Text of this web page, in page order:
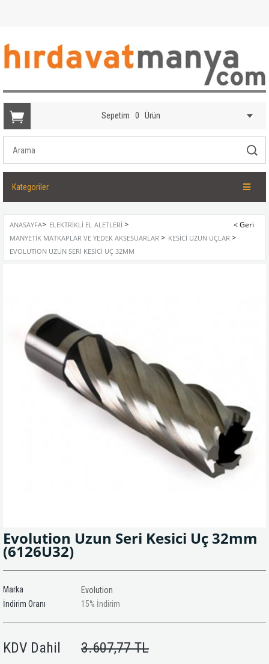
Sepetim 0 Ürün
Kategoriler
ANASAYFA> ELEKTRIKLI EL ALETLERI >
MANYETIK MATKAPLAR VE YEDEK AKSESUARLAR > KESICI UZUN UÇLAR >
EVOLUTION UZUN SERI KESICI UÇ 32MM
Evolution Uzun Seri Kesici Uç 32mm
(6126U32)
Marka
Evolution
İndirim Oranı
%
15 İndirim
KDV Dahil
3.607,77 TL